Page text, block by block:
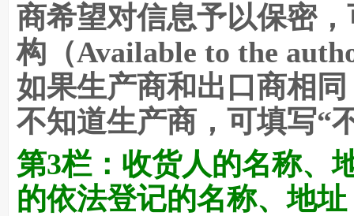
商希望对信息予以保密
构（Available to the
如果生产商和出口商相
不知道生产商，可填写“
第3栏： 收货人的名称、
的依法登记的名称、地